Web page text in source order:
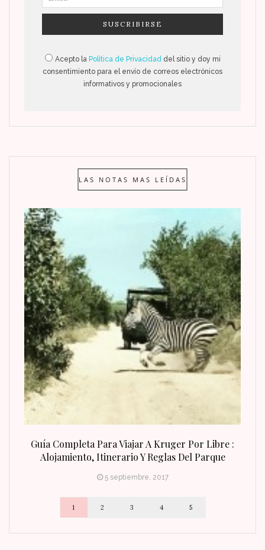
Acepto la Política de Privacidad del sitio y doy mi
consentimiento para el envío de correos electrónicos
informativos y promocionales
LAS NOTAS MAS LEÍDAS
Guía Completa Para Viajar A Kruger Por Libre :
Alojamiento, Itinerario Y Reglas Del Parque
5 septiembre, 2017
1 2 3 4 5